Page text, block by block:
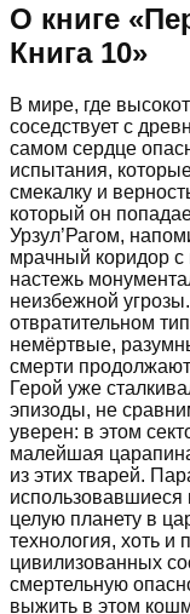
О книге «
Книга 10»
В мире, где
соседствует с
самом сердце
испытания,
смекалку и
который он
Урзул’Рагом,
мрачный коридор
настежь
неизбежной
отвратительном
немёртвые,
смерти
Герой уже
эпизоды, не
уверен: в этом
малейшая
из этих тварей.
использовавшиеся
целую планету в
технология, хоть и
цивилизованных
смертельную
выжить в этом